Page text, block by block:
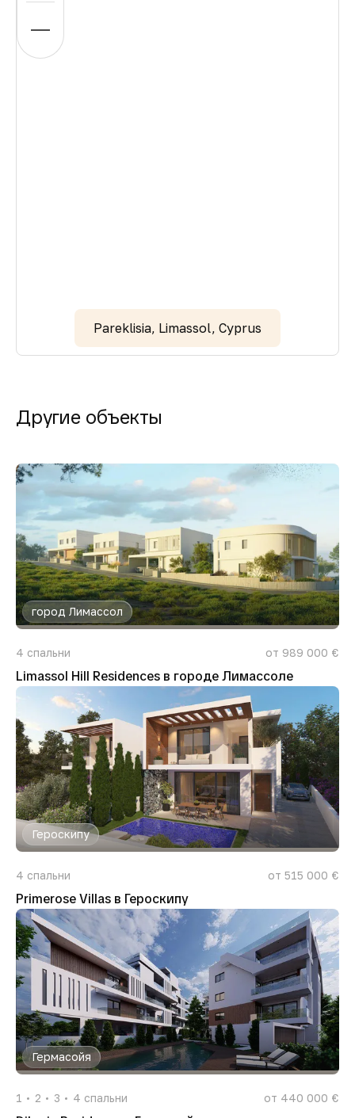
Pareklisia, Limassol, Cyprus
Другие объекты
город Лимассол
4 спальни от 989 000 €
Limassol Hill Residences в городе Лимассоле
Героскипу
4 спальни от 515 000 €
Primerose Villas в Героскипу
Гермасойя
1 2 3 4 спальни от 440 000 €